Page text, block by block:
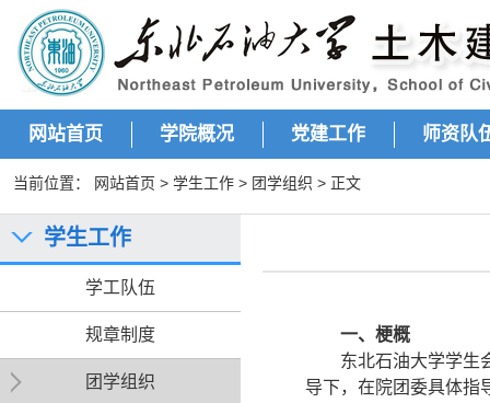
网站首页 学院概况 党建工作 师资队
当前位置： 网站首页 > 学生工作 > 团学组织 > 正文
学生工作
学工队伍
规章制度
团学组织
一、梗概
东北石油大学学生
导下，在院团委具体指